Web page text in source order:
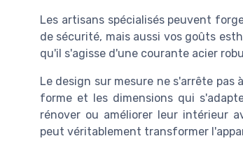
Les artisans spécialisés peuvent
de sécurité, mais aussi vos goûts
qu'il s'agisse d'une courante acier
Le design sur mesure ne s'arrête pas
forme et les dimensions qui
rénover ou améliorer leur intérieur
peut véritablement transformer